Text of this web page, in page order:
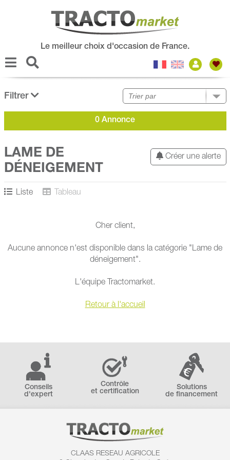
Le meilleur choix d'occasion de France.
Filtrer
0 Annonce
Créer une alerte
LAME DE
DÉNEIGEMENT
Liste Tableau
Cher client,
Aucune annonce n'est disponible dans la catégorie "Lame de
déneigement".
L'équipe Tractomarket.
Retour à l'accueil
Conseils
d'expert
Contrôle
et certification
Solutions
de financement
CLAAS RESEAU AGRICOLE